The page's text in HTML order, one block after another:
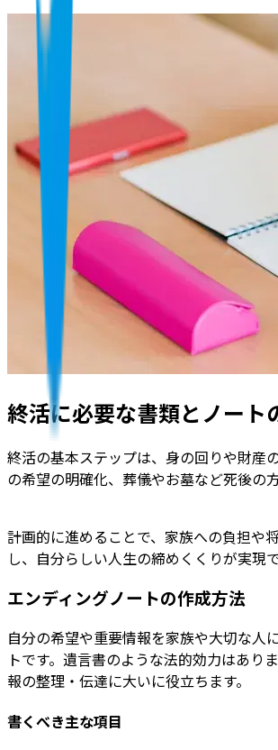
終活に必要な書類とノート
終活の基本ステップは、身の回りや財産
の希望の明確化、葬儀やお墓など死後の
計画的に進めることで、家族への負担や
し、自分らしい人生の締めくくりが実現で
エンディングノートの作成方法
自分の希望や重要情報を家族や大切な人
トです。遺言書のような法的効力はあり
報の整理・伝達に大いに役立ちます。
書くべき主な項目